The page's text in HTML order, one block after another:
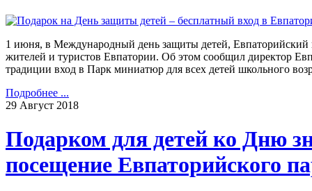
1 июня, в Международный день защиты детей,
жителей и туристов Евпатории. Об этом сообщил директор
традиции вход в Парк миниатюр для всех детей школьного
Подробнее ...
29 Август 2018
Подарком для детей ко Дню
посещение Евпаторийского